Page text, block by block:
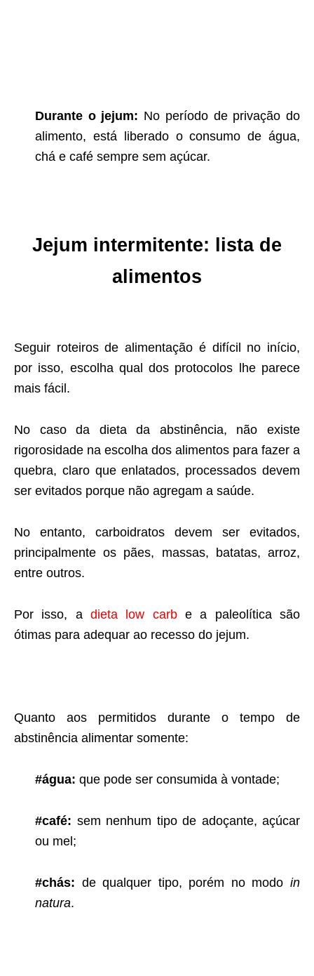
Durante o jejum: No período de privação do
alimento, está liberado o consumo de água,
chá e café sempre sem açúcar.
Jejum intermitente: lista de
alimentos
Seguir roteiros de alimentação é difícil no início,
por isso, escolha qual dos protocolos lhe parece
mais fácil.
No caso da dieta da abstinência, não existe
rigorosidade na escolha dos alimentos para fazer a
quebra, claro que enlatados, processados devem
ser evitados porque não agregam a saúde.
No entanto, carboidratos devem ser evitados,
principalmente os pães, massas, batatas, arroz,
entre outros.
Por isso, a dieta low carbe a paleolítica são
ótimas para adequar ao recesso do jejum.
Quanto aos permitidos durante o tempo de
abstinência alimentar somente:
#água: que pode ser consumida à vontade;
#café: sem nenhum tipo de adoçante, açúcar
ou mel;
#chás: de qualquer tipo, porém no modo in
natura.